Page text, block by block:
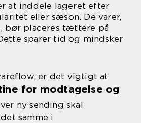
at inddele lageret efter
eller sæson. De varer,
bør placeres tættere på
sparer tid og mindsker
er det vigtigt at
for modtagelse og
ny sending skal
samme i